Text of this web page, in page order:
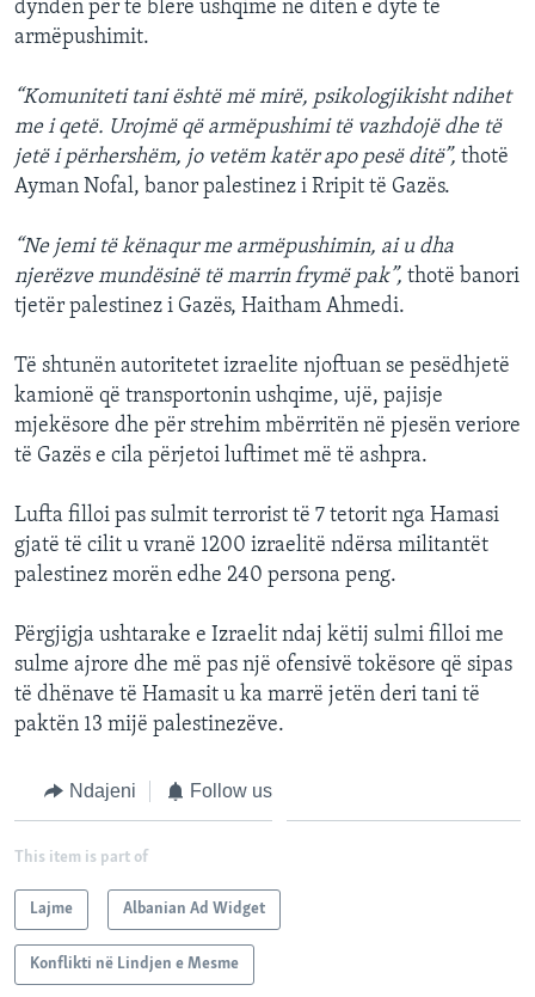
dyndën për të blerë ushqime në ditën e dytë të
armëpushimit.
“Komuniteti tani është më mirë, psikologjikisht ndihet
me i qetë. Urojmë që armëpushimi të vazhdojë dhe të
jetë i përhershëm, jo vetëm katër apo pesë ditë”, thotë
Ayman Nofal, banor palestinez i Rripit të Gazës.
“Ne jemi të kënaqur me armëpushimin, ai u dha
njerëzve mundësinë të marrin frymë pak”, thotë banori
tjetër palestinez i Gazës, Haitham Ahmedi.
Të shtunën autoritetet izraelite njoftuan se pesëdhjetë
kamionë që transportonin ushqime, ujë, pajisje
mjekësore dhe për strehim mbërritën në pjesën veriore
të Gazës e cila përjetoi luftimet më të ashpra.
Lufta filloi pas sulmit terrorist të 7 tetorit nga Hamasi
gjatë të cilit u vranë 1200 izraelitë ndërsa militantët
palestinez morën edhe 240 persona peng.
Përgjigja ushtarake e Izraelit ndaj këtij sulmi filloi me
sulme ajrore dhe më pas një ofensivë tokësore që sipas
të dhënave të Hamasit u ka marrë jetën deri tani të
paktën 13 mijë palestinezëve.
Ndajeni Follow us
This item is part of
Lajme Albanian Ad Widget
Konflikti në Lindjen e Mesme